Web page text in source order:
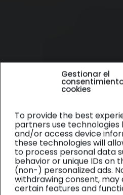
Gestionar el
cookies
To provide the best
partners use technologies
and/or access device
these technologies will
to process personal data
behavior or unique IDs on
(non-) personalized ads.
withdrawing consent,
certain features and